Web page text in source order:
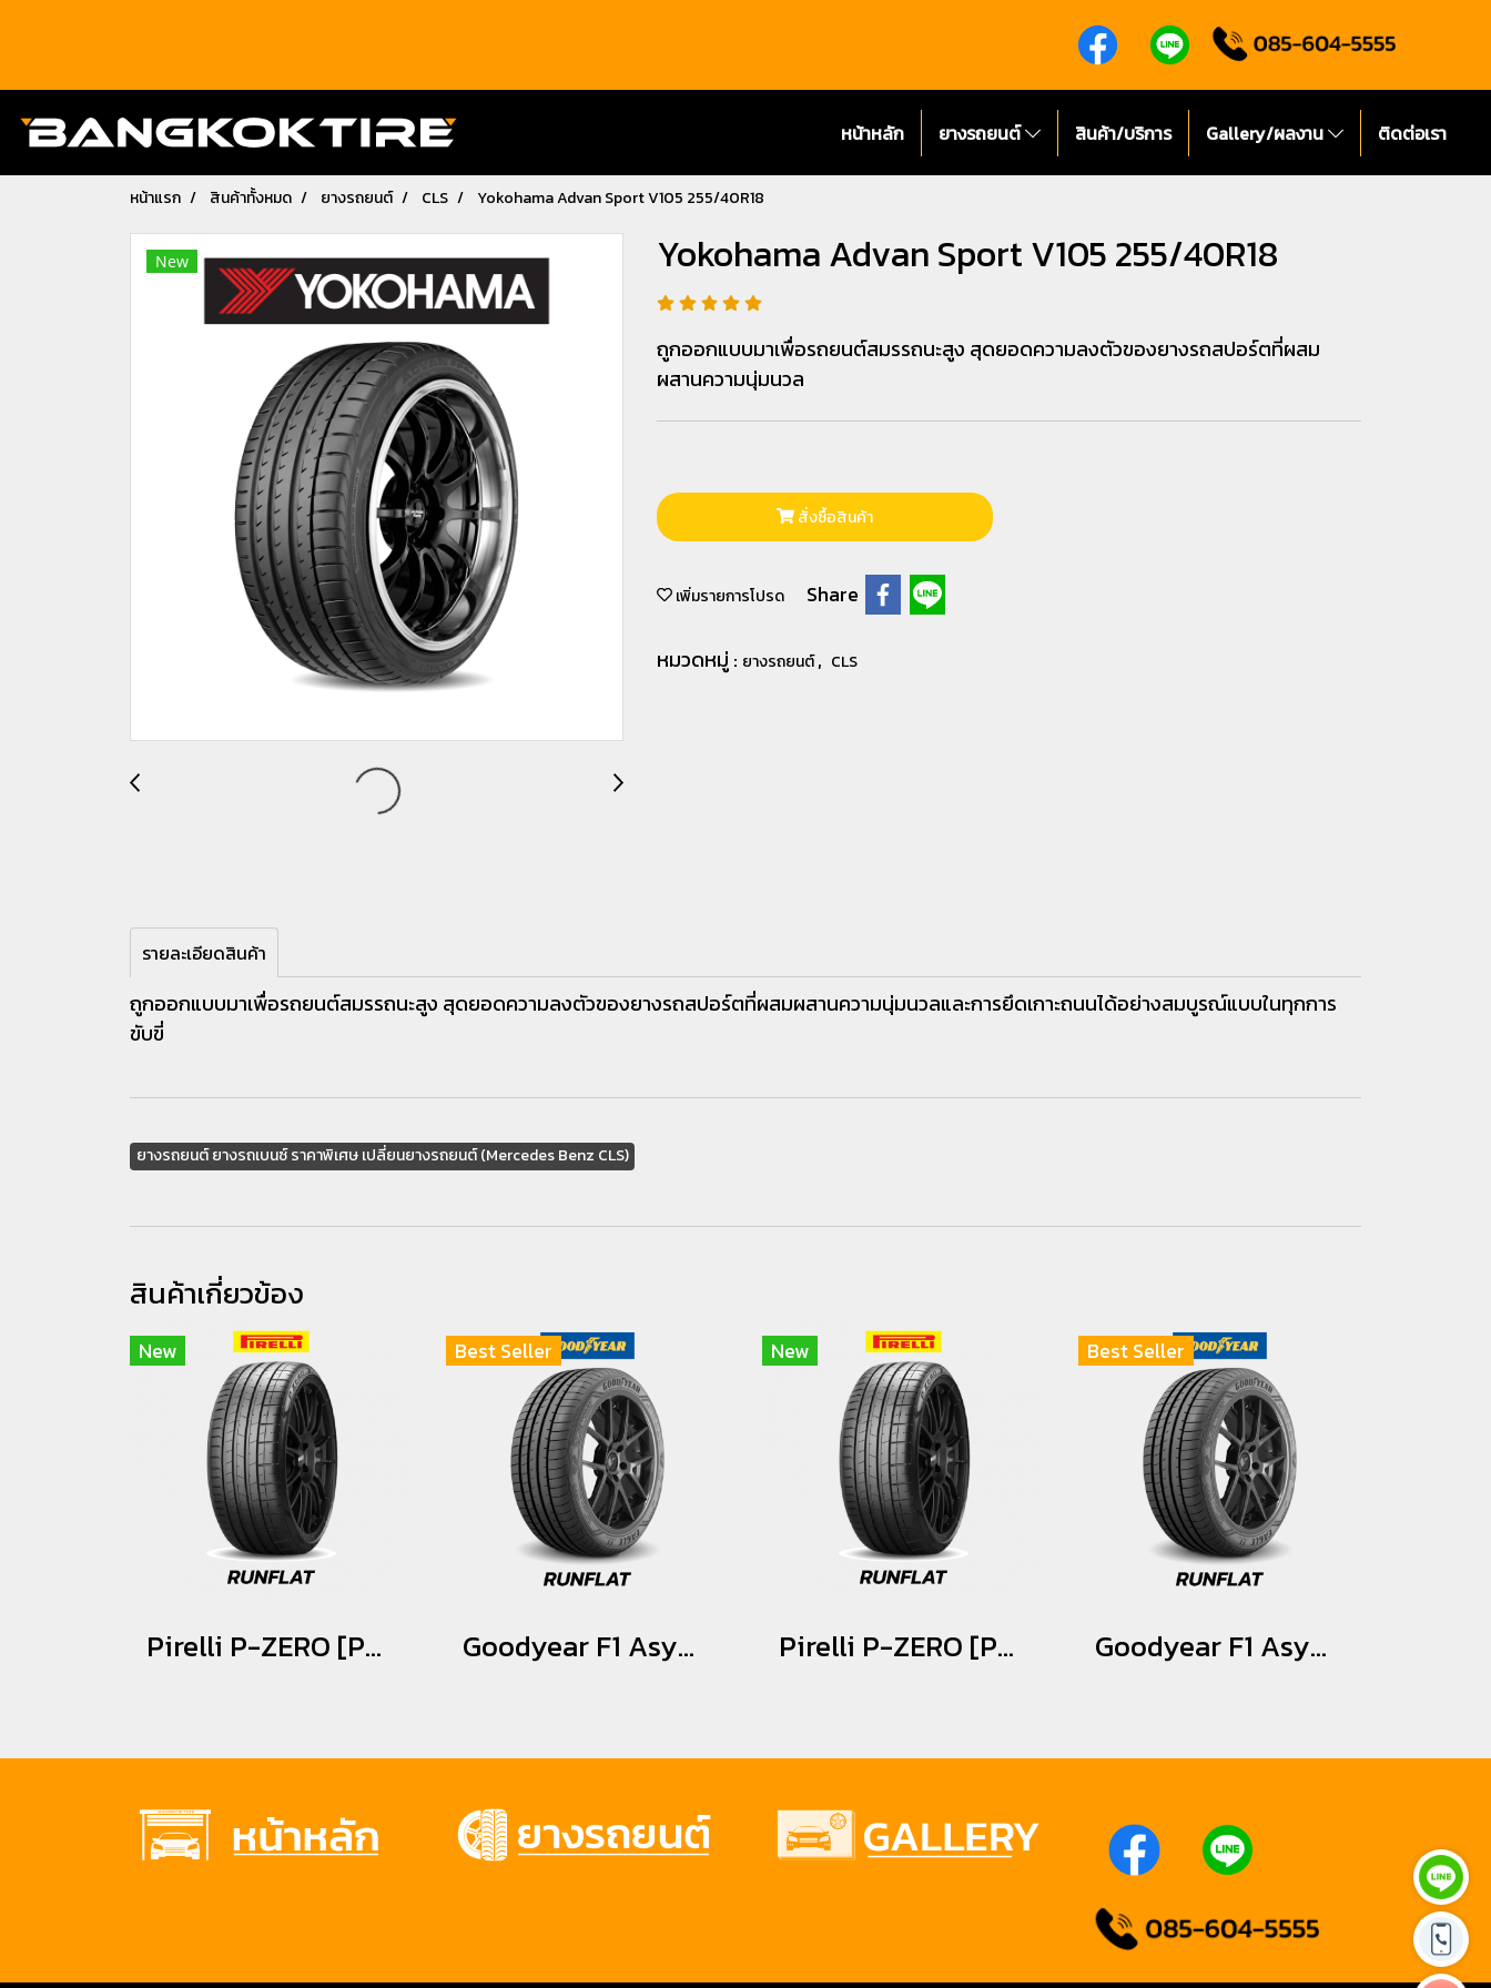
หน้าหลัก ยางรถยนต์ สินค้า/บริการ Gallery/ผลงาน ติดต่อเรา
หน้าแรก สินค้าทั้งหมด ยางรถยนต์ CLS Yokohama Advan Sport V105 255/40R18
New Yokohama Advan Sport V105 255/40R18
ถูกออกแบบมาเพื่อรถยนต์สมรรถนะสูง สุดยอดความลงตัวของยางรถสปอร์ตที่ผสม
ผสานความนุ่มนวล
สั่งซื้อสินค้า
เพิ่มรายการโปรด Share
หมวดหมู่ : ยางรถยนต์, CLS
รายละเอียดสินค้า
ถูกออกแบบมาเพื่อรถยนต์สมรรถนะสูง สุดยอดความลงตัวของยางรถสปอร์ตที่ผสมผสานความนุ่มนวลและการยึดเกาะถนนได้อย่างสมบูรณ์แบบในทุกการ
ขับขี่
ยางรถยนต์ ยางรถเบนซ์ ราคาพิเศษ เปลี่ยนยางรถยนต์ (Mercedes Benz CLS)
สินค้าเกี่ยวข้อง
New
Pirelli P-ZERO [PZ4] *MOE *Runflat 275/35R20
Best Seller
Goodyear F1 Asymmetric 3 MOE *Runflat 245/40R19
New
Pirelli P-ZERO [PZ4] *MOE *Runflat 245/35R20
Best Seller
Goodyear F1 Asymmetric 3 MOE *Runflat 275/35R19